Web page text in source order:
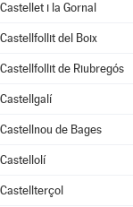
Castellet i la Gornal
Castellfollit del Boix
Castellfollit de Riubregós
Castellgalí
Castellnou de Bages
Castellolí
Castellterçol